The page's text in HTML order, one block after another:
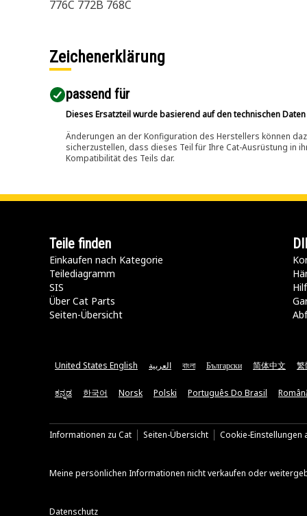
776C 772B 768C
Zeichenerklärung
passend für​
Dieses Ersatzteil wurde basierend auf den technischen
Änderungen an der Konfiguration des Herstellers können
sicherzustellen, dass dieses Teil für Ihre Cat-Ausrüstung in
Kompatibilität des Teils dar.
Teile finden
Einkaufen nach Kategorie
Teilediagramm
SIS
Über Cat Parts
Seiten-Übersicht
United States English العربية বাংলা Български 简体中文 繁
ಕನ್ನಡ 한국어 Norsk Polski Português Do Brasil
Informationen zu Cat Seiten-Übersicht Cookie-Einstellungen
Meine persönlichen Informationen nicht verkaufen oder
Datenschutz